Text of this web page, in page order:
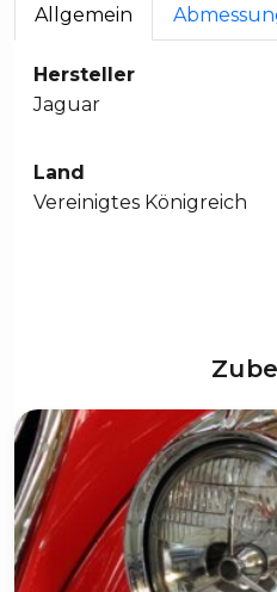
Allgemein
Hersteller
Jaguar
Land
Vereinigtes Königreich